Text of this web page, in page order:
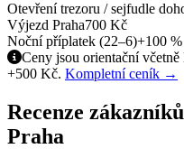
Otevření trezoru / sejfudle
Výjezd Praha700 Kč
Noční příplatek (22–6)+100 %
Ceny jsou orientační
+500 Kč. Kompletní ceník →
Recenze
Praha